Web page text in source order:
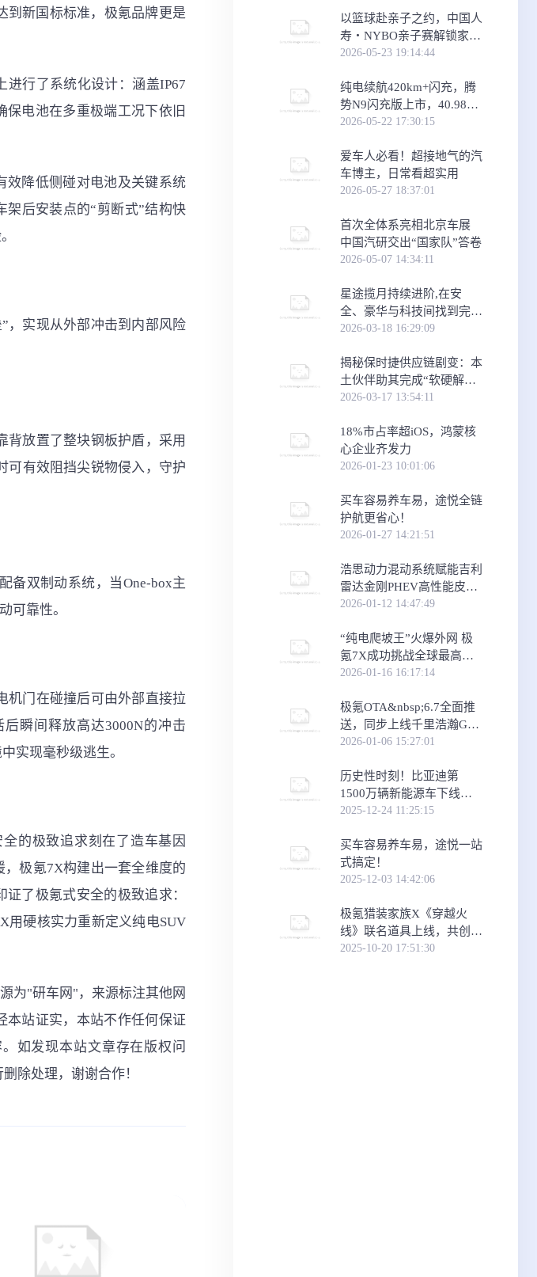
到新国标标准，极氪品牌更是
进行了系统化设计：涵盖IP67
电池在多重极端工况下依旧
效降低侧碰对电池及关键系统
架后安装点的“剪断式”结构快
，实现从外部冲击到内部风险
背放置了整块钢板护盾，采用
可有效阻挡尖锐物侵入，守护
备双制动系统，当One-box主
可靠性。
机门在碰撞后可由外部直接拉
瞬间释放高达3000N的冲击
实现毫秒级逃生。
的极致追求刻在了造车基因
极氪7X构建出一套全维度的
了极氪式安全的极致追求：
用硬核实力重新定义纯电SUV
为"研车网"，来源标注其他网
本站证实，本站不作任何保证
如发现本站文章存在版权问
除处理，谢谢合作！
​以篮球赴亲子之约，中国人
寿・NYBO亲子赛解锁家庭
运动新场景
2026-05-23 19:14:44
纯电续航420km+闪充，腾
势N9闪充版上市，40.98万
元起
2026-05-22 17:30:15
爱车人必看！超接地气的汽
车博主，日常看超实用
2026-05-27 18:37:01
首次全体系亮相北京车展
中国汽研交出“国家队”答卷
2026-05-07 14:34:11
星途揽月持续进阶,在安
全、豪华与科技间找到完美
平衡
2026-03-18 16:29:09
​揭秘保时捷供应链剧变：本
土伙伴助其完成“软硬解耦”
关键跃迁
2026-03-17 13:54:11
18%市占率超iOS，鸿蒙核
心企业齐发力
2026-01-23 10:01:06
买车容易养车易，途悦全链
护航更省心！
2026-01-27 14:21:51
浩思动力混动系统赋能吉利
雷达金刚PHEV高性能皮卡
上市
2026-01-12 14:47:49
“纯电爬坡王”火爆外网 极
氪7X成功挑战全球最高沙
丘
2026-01-16 16:17:14
极氪OTA&nbsp;6.7全面推
送，同步上线千里浩瀚G-
ASD3新版本，智能体验更
2026-01-06 15:27:01
历史性时刻！比亚迪第
1500万辆新能源车下线，
腾势N8L第15000台成里程
2025-12-24 11:25:15
买车容易养车易，途悦一站
式搞定！
2025-12-03 14:42:06
极氪猎装家族X《穿越火
线》联名道具上线，共创次
元新体验
2025-10-20 17:51:30